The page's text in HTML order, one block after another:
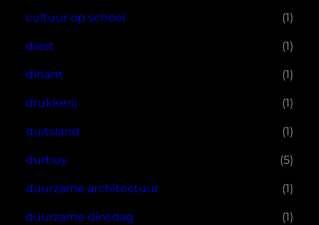
cultuur op school (1)
diest (1)
dinant (1)
drukkerij (1)
duitsland (1)
durbuy (5)
duurzame architectuur (1)
duurzame dinsdag (1)